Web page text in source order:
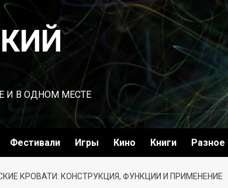
И В ОДНОМ МЕСТЕ
Фестивали Игры Кино Книги Разное
КРОВАТИ: КОНСТРУКЦИЯ, ФУНКЦИИ И ПРИМЕНЕНИЕ